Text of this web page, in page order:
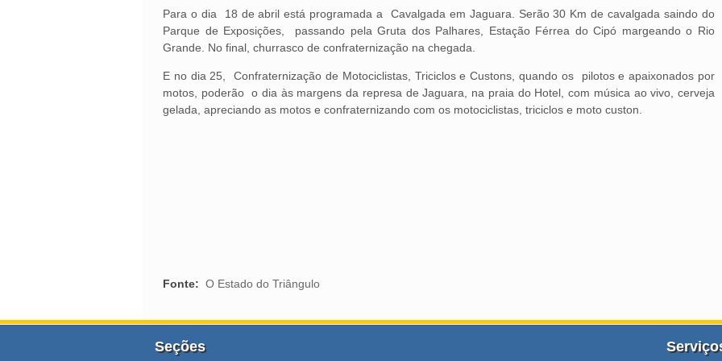
Para o dia 18 de abril está programada a Cavalgada em Jaguara. Serão 30 Km de cavalgada saindo do
Parque de Exposições, passando pela Gruta dos Palhares, Estação Férrea do Cipó margeando o Rio
Grande. No final, churrasco de confraternização na chegada.
E no dia 25, Confraternização de Motociclistas, Triciclos e Custons, quando os pilotos e apaixonados por
motos, poderão o dia às margens da represa de Jaguara, na praia do Hotel, com música ao vivo, cerveja
gelada, apreciando as motos e confraternizando com os motociclistas, triciclos e moto custon.
Fonte: O Estado do Triângulo
Seções